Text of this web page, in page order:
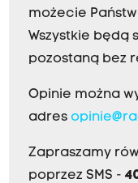
możecie
Wszystkie będą
pozostaną bez
Opinie można
adres
Zapraszamy
poprzez SMS -